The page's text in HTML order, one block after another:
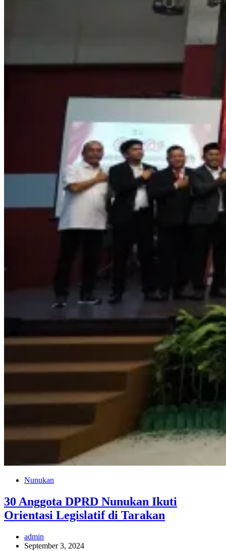
Nunukan
30 Anggota DPRD Nunukan Ikuti
Orientasi Legislatif di Tarakan
admin
September 3, 2024